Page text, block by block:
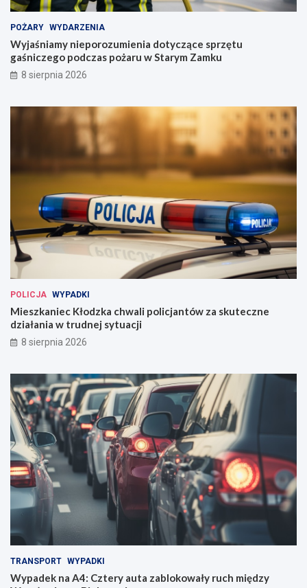
POŻARY WYDARZENIA
Wyjaśniamy nieporozumienia dotyczące sprzętu
gaśniczego podczas pożaru w Starym Zamku
8 sierpnia 2026
POLICJA WYPADKI
Mieszkaniec Kłodzka chwali policjantów za skuteczne
działania w trudnej sytuacji
8 sierpnia 2026
TRANSPORT WYPADKI
Wypadek na A4: Cztery auta zablokowały ruch między